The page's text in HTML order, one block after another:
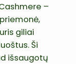
–
giliai
Ši
išsaugotų